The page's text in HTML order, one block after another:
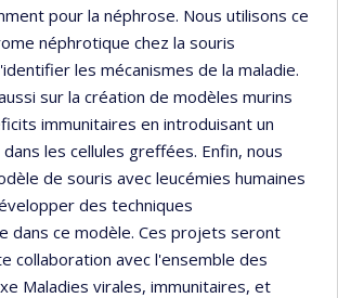
pour la néphrose. Nous utilisons ce
néphrotique chez la souris
les mécanismes de la maladie.
sur la création de modèles murins
immunitaires en introduisant un
les cellules greffées. Enfin, nous
de souris avec leucémies humaines
des techniques
dans ce modèle. Ces projets seront
collaboration avec l'ensemble des
Maladies virales, immunitaires, et